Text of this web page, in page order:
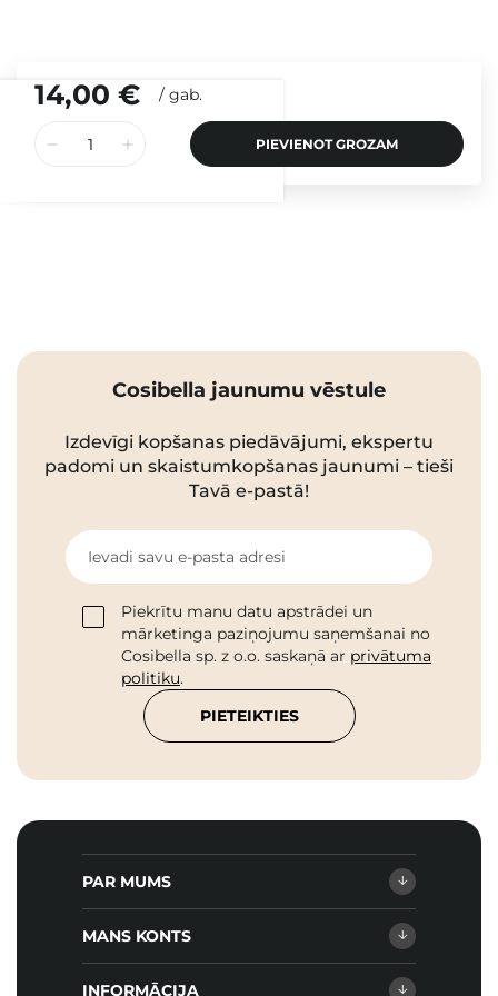
14,00 € / gab.
PIEVIENOT GROZAM
Cosibella jaunumu vēstule
Izdevīgi kopšanas piedāvājumi, ekspertu
padomi un skaistumkopšanas jaunumi – tieši
Tavā e-pastā!
Ievadi savu e-pasta adresi
Piekrītu manu datu apstrādei un
mārketinga paziņojumu saņemšanai no
Cosibella sp. z o.o. saskaņā ar privātuma
politiku.
PIETEIKTIES
PAR MUMS
MANS KONTS
INFORMĀCIJA